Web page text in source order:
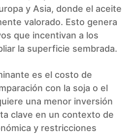
y Asia, donde el aceite
valorado. Esto genera
que incentivan a los
la superficie sembrada.
es el costo de
con la soja o el
una menor inversión
clave en un contexto de
y restricciones